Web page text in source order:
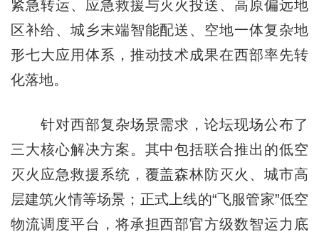
紧急转运、应急救援与灭火投送、高原偏远地
区补给、城乡末端智能配送、空地一体复杂地
形七大应用体系，推动技术成果在西部率先转
化落地。
针对西部复杂场景需求，论坛现场公布了
三大核心解决方案。其中包括联合推出的低空
灭火应急救援系统，覆盖森林防灭火、城市高
层建筑火情等场景；正式上线的“飞服管家”低空
物流调度平台，将承担西部官方级数智运力底